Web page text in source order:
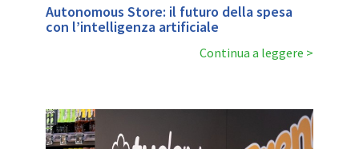
Autonomous Store: il futuro della spesa
con l’intelligenza artificiale
Continua a leggere